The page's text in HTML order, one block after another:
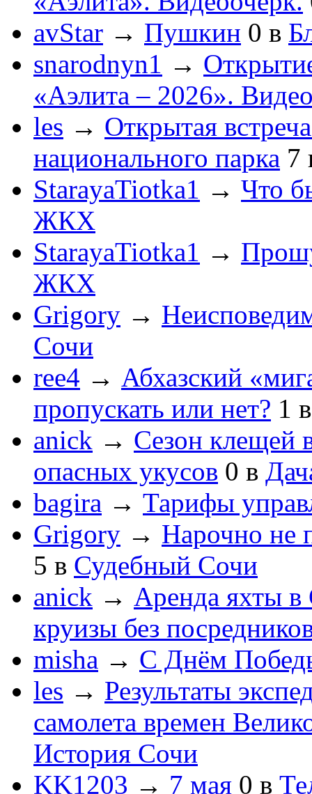
avStar → Пушкин 0 в
snarodnyn1 →
«Аэлита – 2026».
les → Открытая
национального парка 7
StarayaTiotka1 → Что
ЖКХ
StarayaTiotka1 →
ЖКХ
Grigory →
Сочи
ree4 → Абхазский
пропускать или нет? 1
anick → Сезон клещей
опасных укусов 0 в
bagira → Тарифы
Grigory → Нарочно не
5 в Судебный Сочи
anick → Аренда яхты в
круизы без
misha → С Днём
les → Результаты
самолета времен
История Сочи
KK1203 → 7 мая 0 в